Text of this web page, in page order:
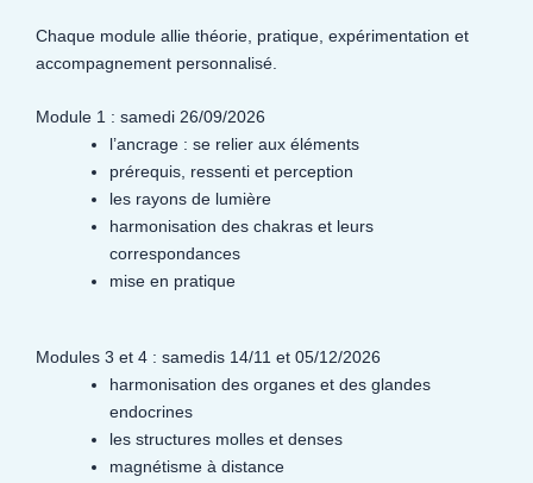
Chaque module allie théorie, pratique, expérimentation et
accompagnement personnalisé.
Module 1 : samedi 26/09/2026
l’ancrage : se relier aux éléments
prérequis, ressenti et perception
les rayons de lumière
harmonisation des chakras et leurs
correspondances
mise en pratique
Modules 3 et 4 : samedis 14/11 et 05/12/2026
harmonisation des organes et des glandes
endocrines
les structures molles et denses
magnétisme à distance